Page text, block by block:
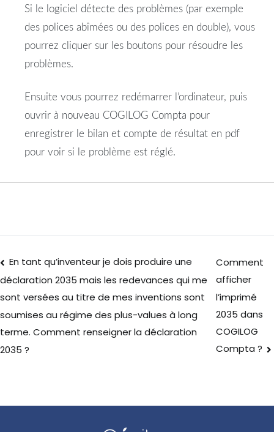
Si le logiciel détecte des problèmes (par exemple
des polices abîmées ou des polices en double), vous
pourrez cliquer sur les boutons pour résoudre les
problèmes.
Ensuite vous pourrez redémarrer l’ordinateur, puis
ouvrir à nouveau COGILOG Compta pour
enregistrer le bilan et compte de résultat en pdf
pour voir si le problème est réglé.
En tant qu’inventeur je dois produire une
déclaration 2035 mais les redevances qui me
sont versées au titre de mes inventions sont
soumises au régime des plus-values à long
terme. Comment renseigner la déclaration
2035 ?
Comment
afficher
l’imprimé
2035 dans
COGILOG
Compta ?